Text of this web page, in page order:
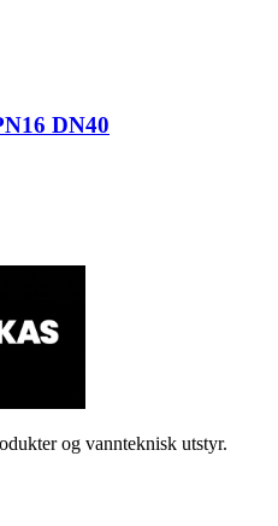
DN40
og vannteknisk utstyr.